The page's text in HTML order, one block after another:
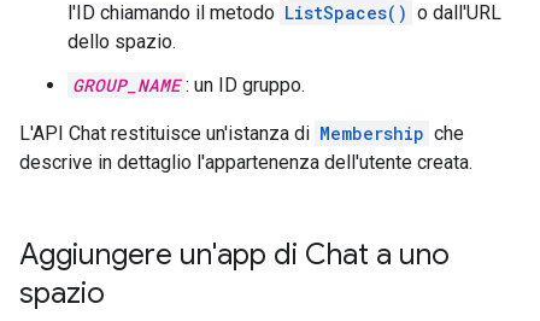
l'ID chiamando il metodo ListSpaces() o dall'URL
dello spazio.
GROUP_NAME : un ID gruppo.
L'API Chat restituisce un'istanza di Membership che
descrive in dettaglio l'appartenenza dell'utente creata.
Aggiungere un'app di Chat a uno
spazio